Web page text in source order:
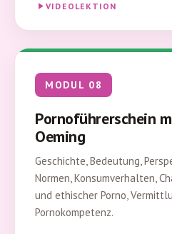
VIDEOLEKTION
MODUL 08
Pornoführerschein
Oeming
Geschichte, Bedeutung,
Normen, Konsumverhalten,
und ethischer Porno,
Pornokompetenz.